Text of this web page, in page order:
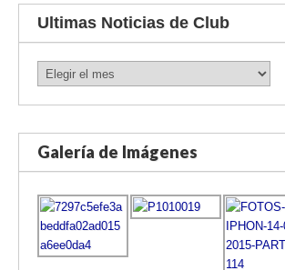
Ultimas Noticias de Club
Ultimas
Noticias
de
Galería de Imágenes